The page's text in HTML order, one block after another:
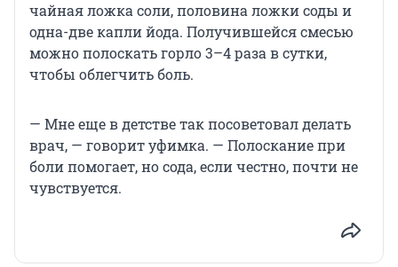
чайная ложка соли, половина ложки соды и
одна-две капли йода. Получившейся смесью
можно полоскать горло 3–4 раза в сутки,
чтобы облегчить боль.
— Мне еще в детстве так посоветовал делать
врач, — говорит уфимка. — Полоскание при
боли помогает, но сода, если честно, почти не
чувствуется.